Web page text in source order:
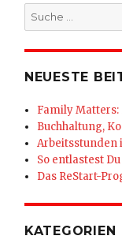
Suche
nach:
NEUESTE
Family Matters:
Buchhaltung,
Arbeitsstunden
So entlastest
Das ReStart-
KATEGORIEN